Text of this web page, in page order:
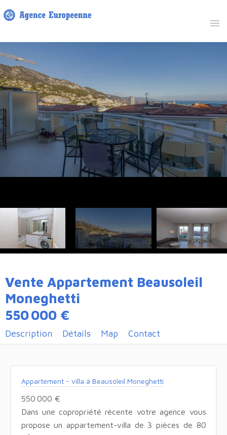
Vente Appartement Beausoleil
Moneghetti
550 000 €
Description Détails Map Contact
Appartement - villa à Beausoleil Moneghetti
550 000 €
Dans une copropriété récente votre agence vous
propose un appartement-villa de 3 pièces de 80